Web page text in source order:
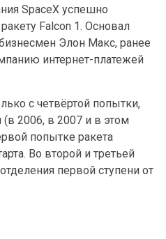
SpaceX успешно
Falcon 1. Основал
Элон Макс, ранее
интернет-платежей
с четвёртой попытки,
2006, в 2007 и в этом
попытке ракета
Во второй и третьей
первой ступени от